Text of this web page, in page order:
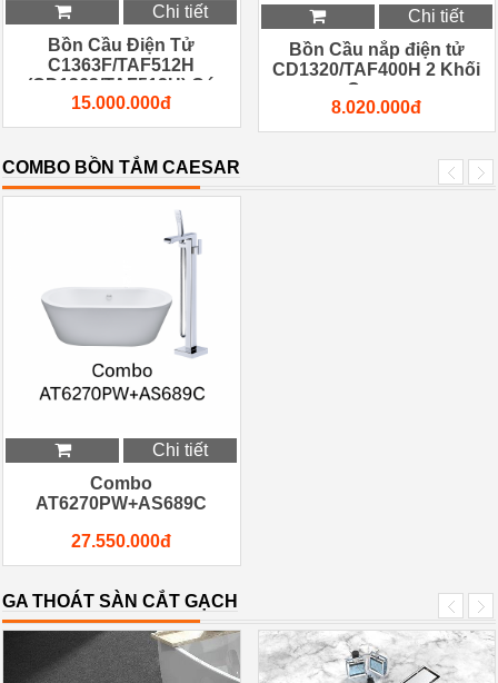
Chi tiết
Bồn Cầu Điện Tử
C1363F/TAF512H
(CD1363/TAF512H) Có
Remote
15.000.000đ
Chi tiết
Bồn Cầu nắp điện tử
CD1320/TAF400H 2 Khối
Caesar
8.020.000đ
COMBO BỒN TẮM CAESAR
Chi tiết
Combo
AT6270PW+AS689C
27.550.000đ
GA THOÁT SÀN CẮT GẠCH